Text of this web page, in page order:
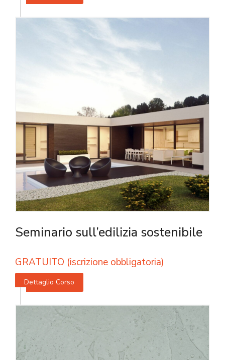
Seminario sull’edilizia sostenibile
GRATUITO (iscrizione obbligatoria)
Dettaglio Corso